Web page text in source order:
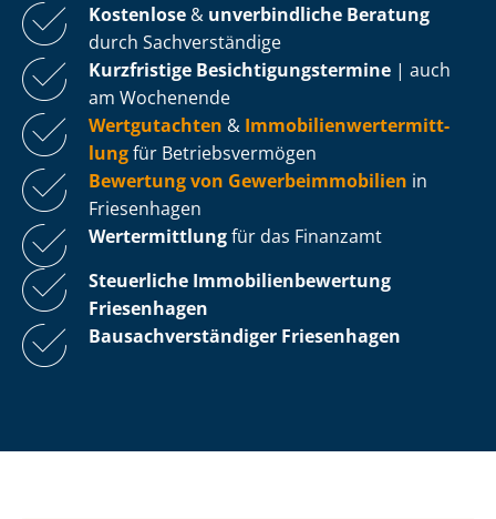
Kostenlose & unverbindliche Beratung
durch Sachverständige
Kurzfristige Be­sich­ti­gungs­ter­mi­ne | auch
am Wochenende
Wertgutachten & Im­mo­bi­li­en­wert­ermitt­
lungfür Be­triebs­ver­mö­gen
Bewertung von Ge­wer­be­im­mo­bi­li­en in
Friesenhagen
Wertermittlungfür das Finanzamt
Steuerliche Im­mo­bi­li­en­be­wer­tung
Friesenhagen
Bau­sach­ver­stän­di­ger Friesenhagen